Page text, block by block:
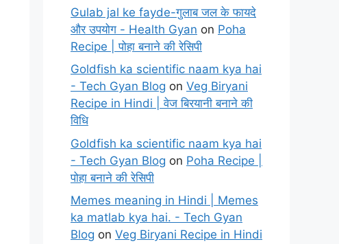
Gulab jal ke fayde-गुलाब जल के फायदे
और उपयोग - Health Gyan on Poha
Recipe | पोहा बनाने की रेसिपी
Goldfish ka scientific naam kya hai
- Tech Gyan Blog on Veg Biryani
Recipe in Hindi | वेज बिरयानी बनाने की
विधि
Goldfish ka scientific naam kya hai
- Tech Gyan Blog on Poha Recipe |
पोहा बनाने की रेसिपी
Memes meaning in Hindi | Memes
ka matlab kya hai. - Tech Gyan
Blog on Veg Biryani Recipe in Hindi